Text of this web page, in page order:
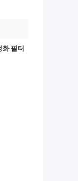
필터